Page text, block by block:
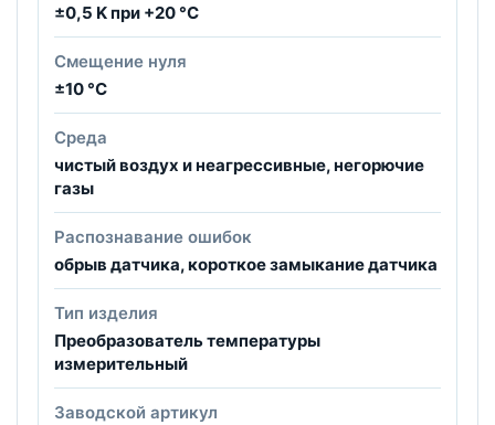
±0,5 K при +20 °C
Смещение нуля
±10 °C
Среда
чистый воздух и неагрессивные, негорючие
газы
Распознавание ошибок
обрыв датчика, короткое замыкание датчика
Тип изделия
Преобразователь температуры
измерительный
Заводской артикул